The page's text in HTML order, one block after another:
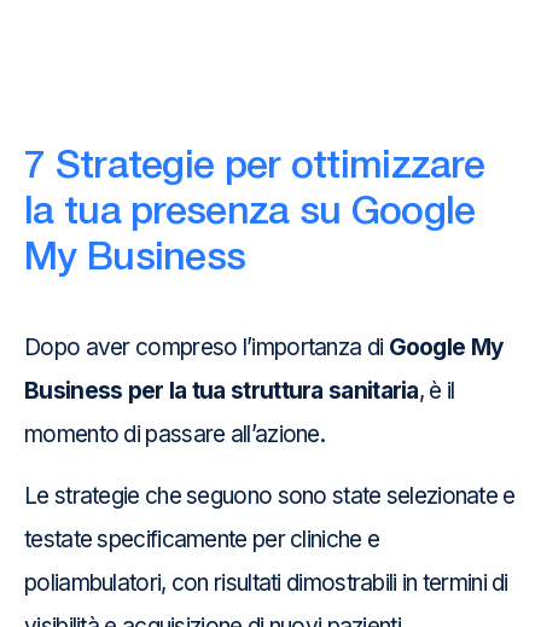
7 Strategie per ottimizzare
la tua presenza su Google
My Business
Dopo aver compreso l’importanza di Google My
Business per la tua struttura sanitaria, è il
momento di passare all’azione.
Le strategie che seguono sono state selezionate e
testate specificamente per cliniche e
poliambulatori, con risultati dimostrabili in termini di